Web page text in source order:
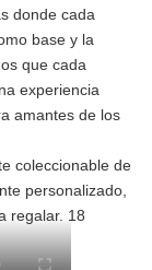
donde cada
base y la
que cada
experiencia
amantes de los